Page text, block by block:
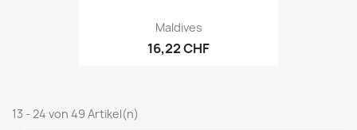
Maldives
16,22 CHF
13 - 24 von 49 Artikel(n)